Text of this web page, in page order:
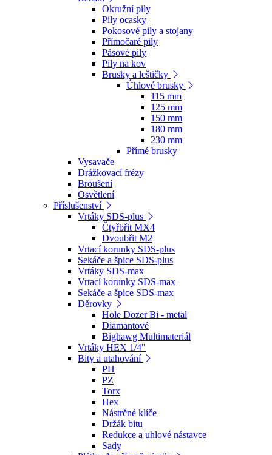
Okružní pily
Pily ocasky
Pokosové pily a stojany
Přímočaré pily
Pásové pily
Pily na kov
Brusky a leštičky
Úhlové brusky
115 mm
125 mm
150 mm
180 mm
230 mm
Přímé brusky
Vysavače
Drážkovací frézy
Broušení
Osvětlení
Příslušenství
Vrtáky SDS-plus
Čtyřbřit MX4
Dvoubřit M2
Vrtací korunky SDS-plus
Sekáče a špice SDS-plus
Vrtáky SDS-max
Vrtací korunky SDS-max
Sekáče a špice SDS-max
Děrovky
Hole Dozer Bi - metal
Diamantové
Bighawg Multimateriál
Vrtáky HEX 1/4"
Bity a utahování
PH
PZ
Torx
Hex
Nástrčné klíče
Držák bitu
Redukce a uhlové nástavce
Sady